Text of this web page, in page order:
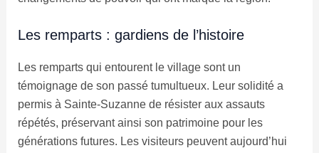
Les remparts : gardiens de l’histoire
Les remparts qui entourent le village sont un
témoignage de son passé tumultueux. Leur solidité a
permis à Sainte-Suzanne de résister aux assauts
répétés, préservant ainsi son patrimoine pour les
générations futures. Les visiteurs peuvent aujourd’hui